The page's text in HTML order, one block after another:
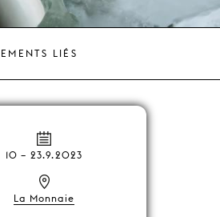
LIÉS
10 – 23.9.2023
La Monnaie